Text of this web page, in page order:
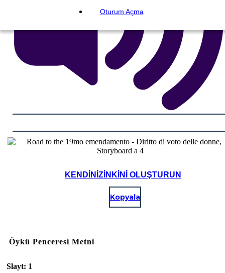
Oturum Açma
KENDINIZINKINI OLUŞTURUN
Kopyala
Öykü Penceresi Metni
Slayt: 1